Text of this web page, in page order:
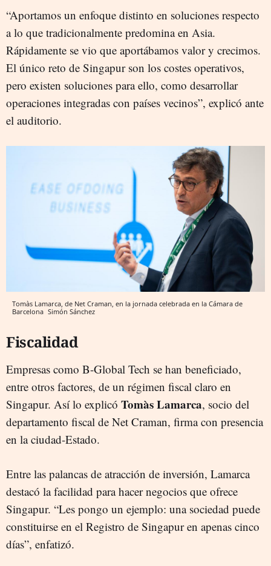
“Aportamos un enfoque distinto en soluciones respecto
a lo que tradicionalmente predomina en Asia.
Rápidamente se vio que aportábamos valor y crecimos.
El único reto de Singapur son los costes operativos,
pero existen soluciones para ello, como desarrollar
operaciones integradas con países vecinos”, explicó ante
el auditorio.
Tomàs Lamarca, de Net Craman, en la jornada celebrada en la Cámara de
Barcelona Simón Sánchez
Fiscalidad
Empresas como B-Global Tech se han beneficiado,
entre otros factores, de un régimen fiscal claro en
Singapur. Así lo explicó Tomàs Lamarca, socio del
departamento fiscal de Net Craman, firma con presencia
en la ciudad-Estado.
Entre las palancas de atracción de inversión, Lamarca
destacó la facilidad para hacer negocios que ofrece
Singapur. “Les pongo un ejemplo: una sociedad puede
constituirse en el Registro de Singapur en apenas cinco
días”, enfatizó.